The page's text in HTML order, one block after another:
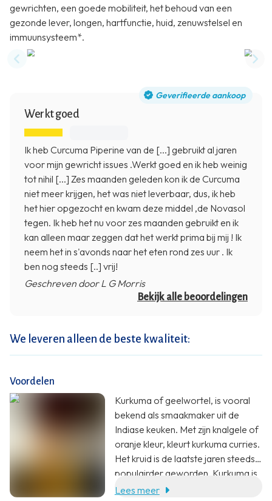
gewrichten, een goede mobiliteit, het behoud van een
gezonde lever, longen, hartfunctie, huid, zenuwstelsel en
immuunsysteem*.
Previous slide
Geverifieerde aankoop
Werkt goed
Ik heb Curcuma Piperine van de [...] gebruikt al jaren
voor mijn gewricht issues .Werkt goed en ik heb weinig
tot nihil [...] Zes maanden geleden kon ik de Curcuma
niet meer krijgen, het was niet leverbaar, dus, ik heb
het hier opgezocht en kwam deze middel ,de Novasol
tegen. Ik heb het nu voor zes maanden gebruikt en ik
kan alleen maar zeggen dat het werkt prima bij mij ! Ik
neem het in s'avonds naar het eten rond zes uur . Ik
ben nog steeds [..] vrij!
Geschreven door L G Morris
Bekijk alle beoordelingen
We leveren alleen de beste kwaliteit:
Voordelen
Kurkuma of geelwortel, is vooral
bekend als smaakmaker uit de
Indiase keuken. Met zijn knalgele of
oranje kleur, kleurt kurkuma curries.
Het kruid is de laatste jaren steeds
populairder geworden. Kurkuma is
afkomstig van de wortels van de
Lees meer